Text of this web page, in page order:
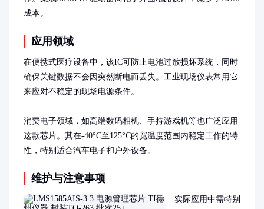
成本。
应用领域
在便携式医疗设备中，该IC可防止电池过放损坏系统，同时
确保关键数据不会因突然断电而丢失。工业现场仪表常用它
来应对不稳定的现场电源条件。
消费电子领域，如高端数码相机、手持游戏机等也广泛应用
这款芯片。其在-40°C至125°C的宽温度范围内稳定工作的特
性，特别适合汽车电子和户外设备。
维护与注意事项
实际应用中需特别